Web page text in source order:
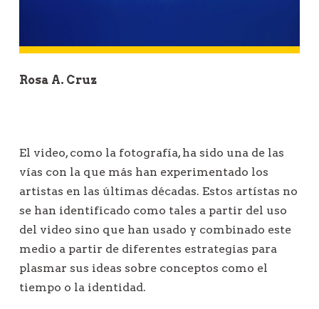
Rosa A. Cruz
El video, como la fotografía, ha sido una de las
vías con la que más han experimentado los
artistas en las últimas décadas. Estos artístas no
se han identificado como tales a partir del uso
del video sino que han usado y combinado este
medio a partir de diferentes estrategias para
plasmar sus ideas sobre conceptos como el
tiempo o la identidad.